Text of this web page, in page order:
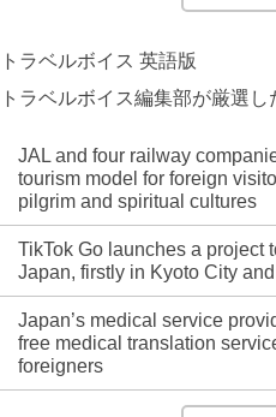
トラベルボイス 英語版
トラベルボイス編集部が厳選
JAL and four railway
tourism model for foreign
pilgrim and spiritual cultures
TikTok Go launches a project
Japan, firstly in Kyoto City
Japan’s medical service
free medical translation
foreigners